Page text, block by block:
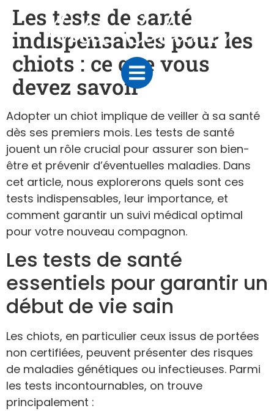
Les tests de santé
indispensables pour les
chiots : ce que vous
devez savoir
Adopter un chiot implique de veiller à sa santé
dès ses premiers mois. Les tests de santé
jouent un rôle crucial pour assurer son bien-
être et prévenir d’éventuelles maladies. Dans
cet article, nous explorerons quels sont ces
tests indispensables, leur importance, et
comment garantir un suivi médical optimal
pour votre nouveau compagnon.
Les tests de santé
essentiels pour garantir un
début de vie sain
Les chiots, en particulier ceux issus de portées
non certifiées, peuvent présenter des risques
de maladies génétiques ou infectieuses. Parmi
les tests incontournables, on trouve
principalement :